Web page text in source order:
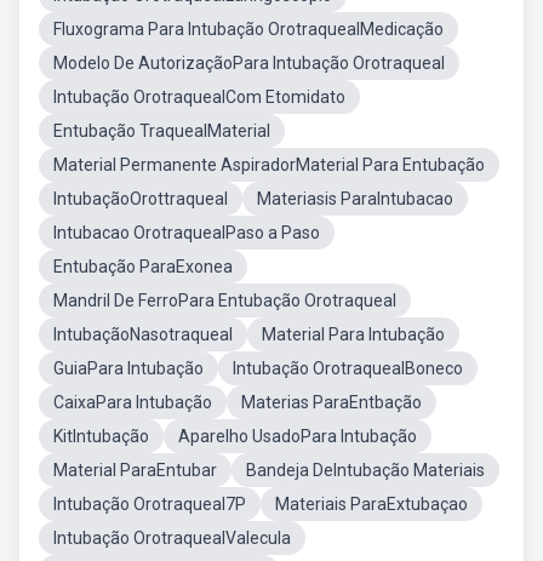
Fluxograma Para Intubação OrotraquealMedicação
Modelo De AutorizaçãoPara Intubação Orotraqueal
Intubação OrotraquealCom Etomidato
Entubação TraquealMaterial
Material Permanente AspiradorMaterial Para Entubação
IntubaçãoOrottraqueal
Materiasis ParaIntubacao
Intubacao OrotraquealPaso a Paso
Entubação ParaExonea
Mandril De FerroPara Entubação Orotraqueal
IntubaçãoNasotraqueal
Material Para Intubação
GuiaPara Intubação
Intubação OrotraquealBoneco
CaixaPara Intubação
Materias ParaEntbação
KitIntubação
Aparelho UsadoPara Intubação
Material ParaEntubar
Bandeja DeIntubação Materiais
Intubação Orotraqueal7P
Materiais ParaExtubaçao
Intubação OrotraquealValecula